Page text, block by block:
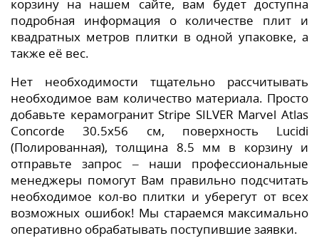
корзину на нашем сайте, вам будет доступна
подробная информация о количестве плит и
квадратных метров плитки в одной упаковке, а
также её вес.
Нет необходимости тщательно рассчитывать
необходимое вам количество материала. Просто
добавьте керамогранит Stripe SILVER Marvel Atlas
Concorde 30.5x56 см, поверхность Lucidi
(Полированная), толщина 8.5 мм в корзину и
отправьте запрос – наши профессиональные
менеджеры помогут Вам правильно подсчитать
необходимое кол-во плитки и уберегут от всех
возможных ошибок! Мы стараемся максимально
оперативно обрабатывать поступившие заявки.